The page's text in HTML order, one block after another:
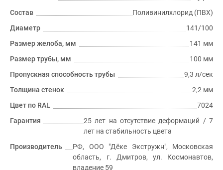
Состав
Поливинилхлорид (ПВХ)
Диаметр
141/100
Размер желоба, мм
141 мм
Размер трубы, мм
100 мм
Пропускная способность трубы
9,3 л/сек
Толщина стенок
2,2 мм
Цвет по RAL
7024
Гарантия
25 лет на отсутствие деформаций / 7
лет на стабильность цвета
Производитель
РФ, ООО "Дёке Экстружн", Московская
область, г. Дмитров, ул. Космонавтов,
владение 59